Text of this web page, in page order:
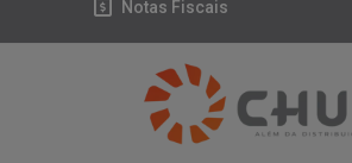
Notas Fiscais